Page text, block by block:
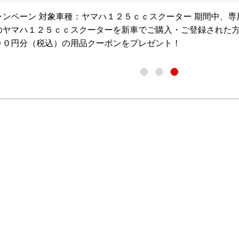
ペーン 対象車種：ヤマハ１２５ｃｃスクーター 期間中、
マハ１２５ｃｃスクーターを新車でご購入・ご登録された
円分（税込）の用品クーポンをプレゼント！